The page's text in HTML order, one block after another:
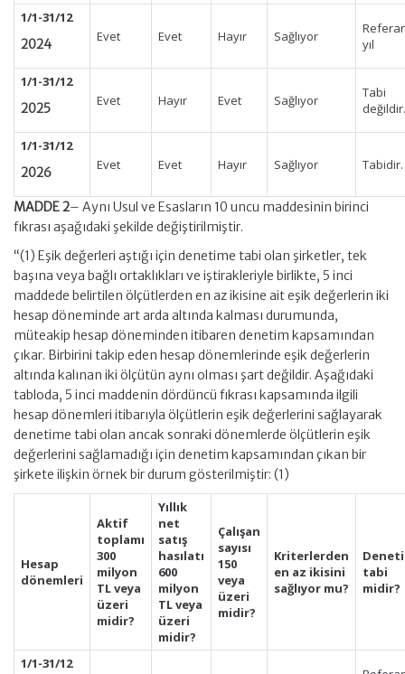
1/1-31/12
2024
Evet Evet Hayır Sağlıyor
yıl
1/1-31/12
2025
Evet Hayır Evet Sağlıyor
Tabi
değildir.
1/1-31/12
2026
Evet Evet Hayır Sağlıyor Tabidir.
MADDE 2– Aynı Usul ve Esasların 10 uncu maddesinin birinci
fıkrası aşağıdaki şekilde değiştirilmiştir.
“(1) Eşik değerleri aştığı için denetime tabi olan şirketler, tek
başına veya bağlı ortaklıkları ve iştirakleriyle birlikte, 5 inci
maddede belirtilen ölçütlerden en az ikisine ait eşik değerlerin iki
hesap döneminde art arda altında kalması durumunda,
müteakip hesap döneminden itibaren denetim kapsamından
çıkar. Birbirini takip eden hesap dönemlerinde eşik değerlerin
altında kalınan iki ölçütün aynı olması şart değildir. Aşağıdaki
tabloda, 5 inci maddenin dördüncü fıkrası kapsamında ilgili
hesap dönemleri itibarıyla ölçütlerin eşik değerlerini sağlayarak
denetime tabi olan ancak sonraki dönemlerde ölçütlerin eşik
değerlerini sağlamadığı için denetim kapsamından çıkan bir
şirkete ilişkin örnek bir durum gösterilmiştir: (1)
Hesap
dönemleri
Aktif
toplamı
300
milyon
TL veya
üzeri
midir?
Yıllık
net
satış
hasılatı
600
milyon
TL veya
üzeri
midir?
Çalışan
sayısı
150
veya
üzeri
midir?
Kriterlerden
en az ikisini
sağlıyor mu?
tabi
midir?
1/1-31/12